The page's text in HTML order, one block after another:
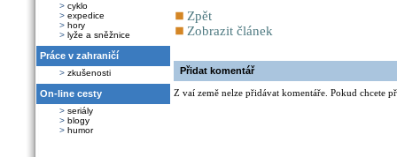
> cyklo
> expedice
> hory
> lyže a sněžnice
Práce v zahraničí
> zkušenosti
On-line cesty
> seriály
> blogy
> humor
Zpět
Zobrazit článek
Přidat komentář
Z vaí země nelze přidávat komentáře. Pokud chcete